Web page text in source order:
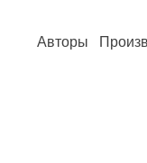
Авторы